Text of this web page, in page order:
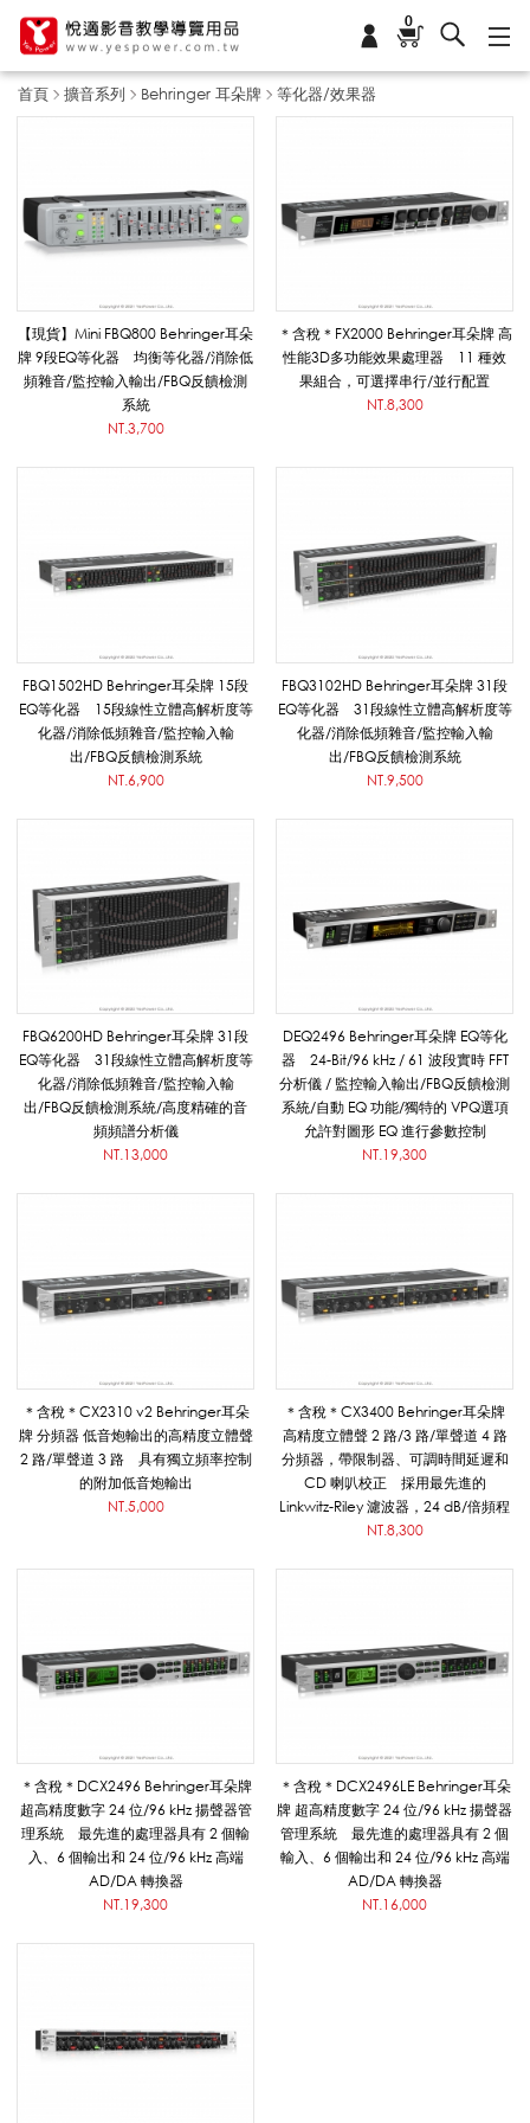
0
首頁 擴音系列 Behringer 耳朵牌 等化器/效果器
化
器
果
器
e
h
r
i
n
e
朵
牌
_
擴
音
【現貨】Mini FBQ800 Behringer耳朵
牌 9段EQ等化器 均衡等化器/消除低
頻雜音/監控輸入輸出/FBQ反饋檢測
系統
NT.3,700
＊含稅＊FX2000 Behringer耳朵牌 高
性能3D多功能效果處理器 11 種效
果組合，可選擇串行/並行配置
NT.8,300
FBQ1502HD Behringer耳朵牌 15段
EQ等化器 15段線性立體高解析度等
化器/消除低頻雜音/監控輸入輸
出/FBQ反饋檢測系統
NT.6,900
FBQ3102HD Behringer耳朵牌 31段
EQ等化器 31段線性立體高解析度等
化器/消除低頻雜音/監控輸入輸
出/FBQ反饋檢測系統
NT.9,500
FBQ6200HD Behringer耳朵牌 31段
EQ等化器 31段線性立體高解析度等
化器/消除低頻雜音/監控輸入輸
出/FBQ反饋檢測系統/高度精確的音
頻頻譜分析儀
NT.13,000
DEQ2496 Behringer耳朵牌 EQ等化
器 24-Bit/96 kHz / 61 波段實時 FFT
分析儀 / 監控輸入輸出/FBQ反饋檢測
系統/自動 EQ 功能/獨特的 VPQ選項
允許對圖形 EQ 進行參數控制
NT.19,300
＊含稅＊CX2310 v2 Behringer耳朵
牌 分頻器 低音炮輸出的高精度立體聲
2 路/單聲道 3 路 具有獨立頻率控制
的附加低音炮輸出
NT.5,000
＊含稅＊CX3400 Behringer耳朵牌
高精度立體聲 2 路/3 路/單聲道 4 路
分頻器，帶限制器、可調時間延遲和
CD 喇叭校正 採用最先進的
Linkwitz-Riley 濾波器，24 dB/倍頻程
NT.8,300
＊含稅＊DCX2496 Behringer耳朵牌
超高精度數字 24 位/96 kHz 揚聲器管
理系統 最先進的處理器具有 2 個輸
入、6 個輸出和 24 位/96 kHz 高端
AD/DA 轉換器
NT.19,300
＊含稅＊DCX2496LE Behringer耳朵
牌 超高精度數字 24 位/96 kHz 揚聲器
管理系統 最先進的處理器具有 2 個
輸入、6 個輸出和 24 位/96 kHz 高端
AD/DA 轉換器
NT.16,000